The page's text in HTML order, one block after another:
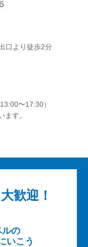
口より徒歩2分
〜17:30）
ます。
歓迎！
ルの
いこう